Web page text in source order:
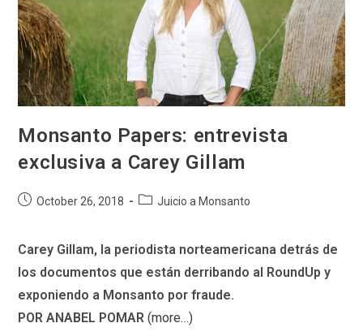
Monsanto Papers: entrevista
exclusiva a Carey Gillam
PostOctober 26, 2018
PostJuicio a Monsanto
Carey Gillam, la periodista norteamericana detrás de
los documentos que están derribando al RoundUp y
exponiendo a Monsanto por fraude.
POR ANABEL POMAR (more…)